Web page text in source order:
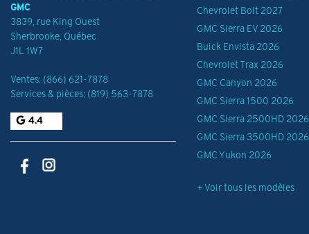
GMC
3839, rue King Ouest
Sherbrooke, Québec
J1L 1W7
Ventes: (866) 621-7878
Services & pièces: (819) 563-7878
4.4
Chevrolet Bolt 2027
GMC Sierra EV 2026
Buick Envista 2026
Chevrolet Trax 2026
GMC Canyon 2026
GMC Sierra 1500 2026
GMC Sierra 2500HD 2026
GMC Sierra 3500HD 2026
GMC Yukon 2026
+ Voir tous les modèles